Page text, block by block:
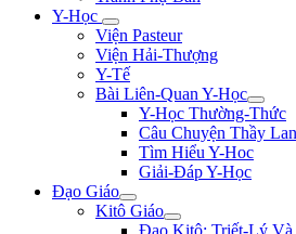
Y-Học
Viện Pasteur
Viện Hải-Thượng
Y-Tế
Bài Liên-Quan Y-Học
Y-Học Thường-Thức
Câu Chuyện Thầy
Tìm Hiểu Y-Hoc
Giải-Đáp Y-Học
Đạo Giáo
Kitô Giáo
Đạo Kitô: Triết-Lý